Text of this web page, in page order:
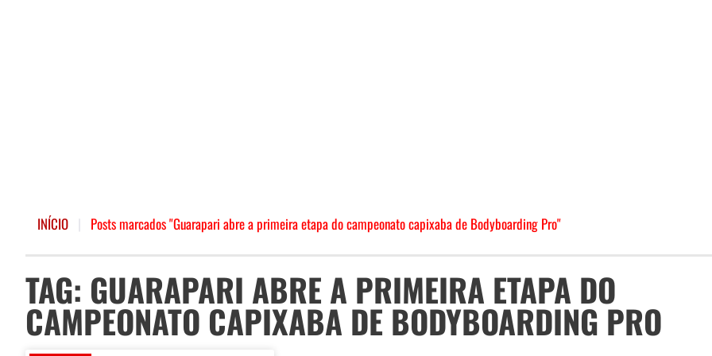
INÍCIO Posts marcados "Guarapari abre a primeira etapa do campeonato capixaba de Bodyboarding Pro"
TAG: GUARAPARI ABRE A PRIMEIRA ETAPA DO
CAMPEONATO CAPIXABA DE BODYBOARDING PRO